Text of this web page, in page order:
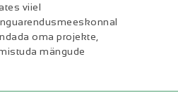
viiel
oma projekte,
mängude